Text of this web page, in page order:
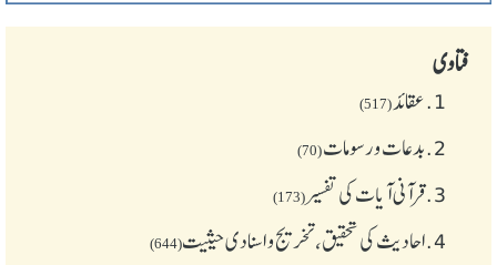
فتاوی
1. عقائد(517)
2. بدعات و رسومات(70)
3. قرآنی آیات کی تفسیر(173)
4. احادیث کی تحقیق، تخریج و اسنادی حیثیت(644)